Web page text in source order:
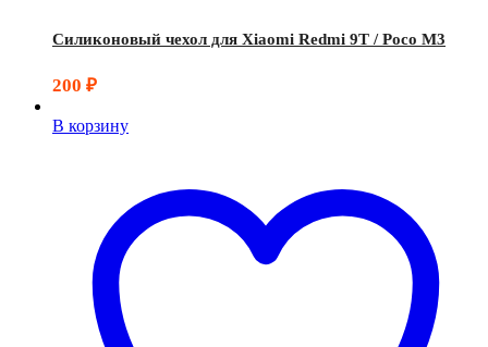
Силиконовый чехол для Xiaomi Redmi 9T / Poco M3
200 ₽
В корзину